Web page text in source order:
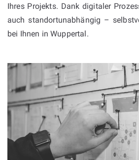
Ihres Projekts. Dank digitaler
auch standortunabhängig –
bei Ihnen in Wuppertal.